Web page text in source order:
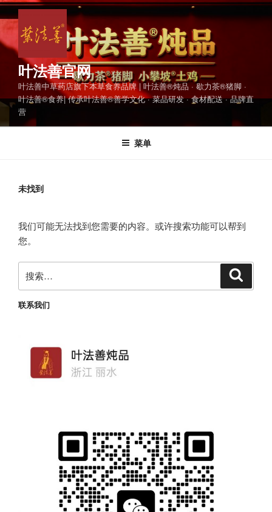
跳
至
容
叶法善官网
叶法善中草药店旗下本草食养品牌 | 叶法善®炖品 · 歇力茶®猪脚 ·
叶法善®食养| 传承叶法善®善学文化 · 菜品研发 · 食材配送 · 品牌直
营
菜单
未找到
我们可能无法找到您需要的内容。或许搜索功能可以帮到
您。
索：
联系我们